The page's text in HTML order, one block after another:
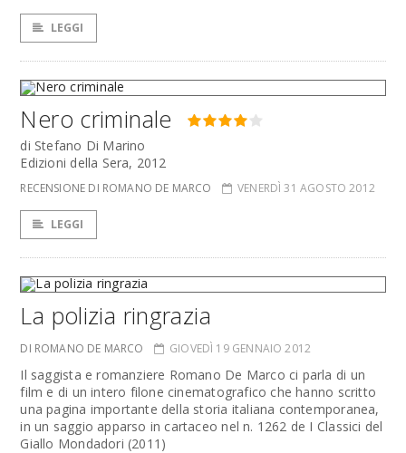
LEGGI
Nero criminale
di Stefano Di Marino
Edizioni della Sera, 2012
RECENSIONE DI ROMANO DE MARCO VENERDÌ 31 AGOSTO 2012
LEGGI
La polizia ringrazia
DI ROMANO DE MARCO GIOVEDÌ 19 GENNAIO 2012
Il saggista e romanziere Romano De Marco ci parla di un
film e di un intero filone cinematografico che hanno scritto
una pagina importante della storia italiana contemporanea,
in un saggio apparso in cartaceo nel n. 1262 de I Classici del
Giallo Mondadori (2011)